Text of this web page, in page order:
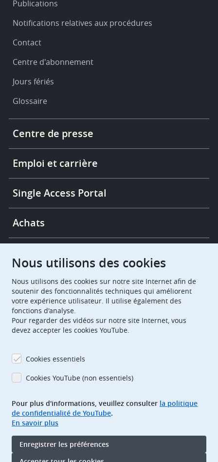
Publications
Notifications relatives aux procédures
Contact
Centre d'abonnement
Jours fériés
Glossaire
More
links
Centre de presse
Emploi et carrière
Single Access Portal
Achats
European Patent Office EPO Jobs
EuropeanPatentOffice
EPOorg EPOjobs
TheEPO
Footer
Adresse bibliographique
Conditions d’utilisation
Protection des données
Nous utilisons des cookies
Nous utilisons des cookies sur notre site Internet afin de
soutenir des fonctionnalités techniques qui améliorent
votre expérience utilisateur. Il utilise également des
fonctions d'analyse.
Pour regarder des vidéos sur notre site Internet, vous
devez accepter les cookies YouTube.
Cookies essentiels
Cookies YouTube (non essentiels)
Pour plus d'informations, veuillez consulter la politique
de confidentialité de YouTube.
En savoir plus
Enregistrer les préférences